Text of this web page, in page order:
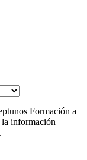
Formación a
información